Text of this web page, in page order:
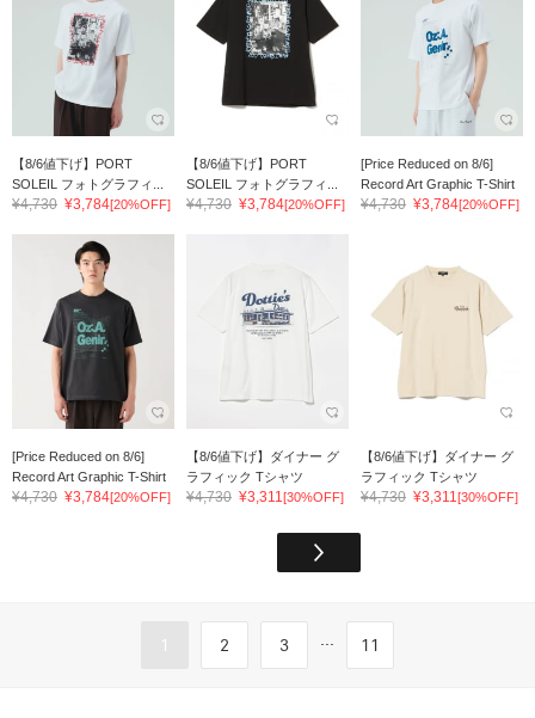
【8/6値下げ】PORT
SOLEIL フォトグラフィ...
¥4,730 ¥3,784[20%OFF]
【8/6値下げ】PORT
SOLEIL フォトグラフィ...
¥4,730 ¥3,784[20%OFF]
[Price Reduced on 8/6]
Record Art Graphic T-Shirt
¥4,730 ¥3,784[20%OFF]
[Price Reduced on 8/6]
Record Art Graphic T-Shirt
¥4,730 ¥3,784[20%OFF]
【8/6値下げ】ダイナー グ
ラフィック Tシャツ
¥4,730 ¥3,311[30%OFF]
【8/6値下げ】ダイナー グ
ラフィック Tシャツ
¥4,730 ¥3,311[30%OFF]
1 2 3 ... 11